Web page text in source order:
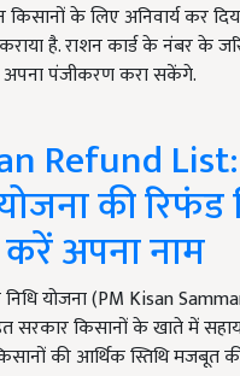
के लिए अनिवार्य कर
है. राशन कार्ड के नंबर के
अपना पंजीकरण करा सकेंगे.
Refund
की रिफंड
अपना नाम
निधि योजना (PM Kisan
सरकार किसानों के खाते में
की आर्थिक स्तिथि मजबूत